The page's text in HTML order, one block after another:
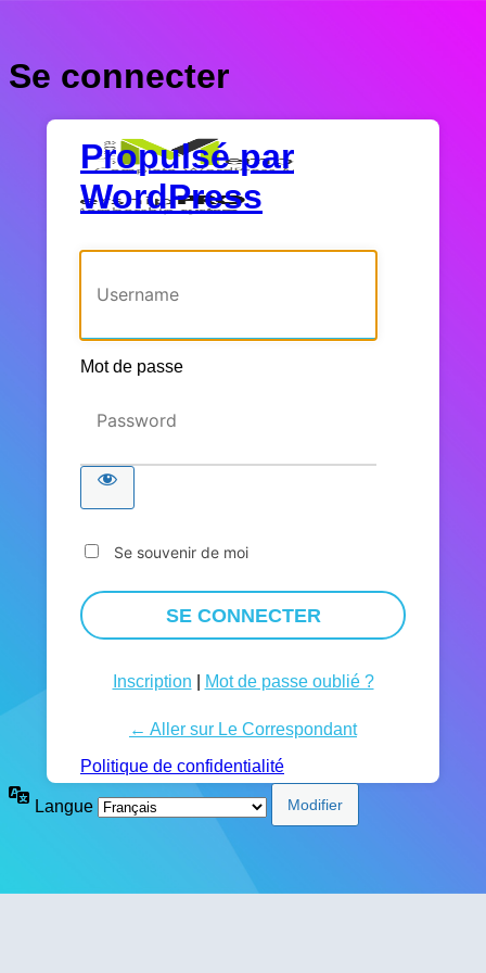
Se connecter
Propulsé par
WordPress
Mot de passe
Se souvenir de moi
Inscription Mot de passe oublié ?
← Aller sur Le Correspondant
Politique de confidentialité
Langue